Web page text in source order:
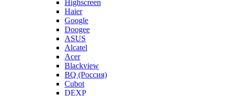
Highscreen
Haier
Google
Doogee
ASUS
Alcatel
Acer
Blackview
BQ (Россия)
Cubot
DEXP